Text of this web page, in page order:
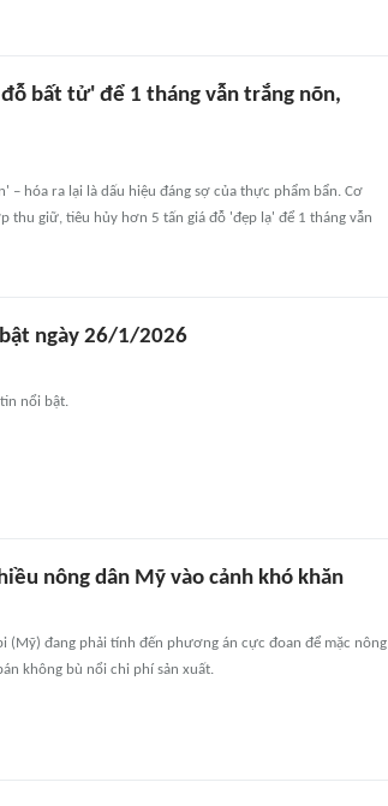
bất tử' để 1 tháng vẫn trắng nõn,
– hóa ra lại là dấu hiệu đáng sợ của thực phẩm bẩn. Cơ
thu giữ, tiêu hủy hơn 5 tấn giá đỗ 'đẹp lạ' để 1 tháng vẫn
ngày 26/1/2026
nổi bật.
nông dân Mỹ vào cảnh khó khăn
(Mỹ) đang phải tính đến phương án cực đoan để mặc nông
không bù nổi chi phí sản xuất.